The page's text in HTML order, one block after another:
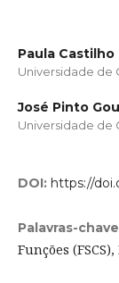
Paula Castilho
Universidade de
José Pinto
Universidade de
DOI: https://
Palavras-
Funções